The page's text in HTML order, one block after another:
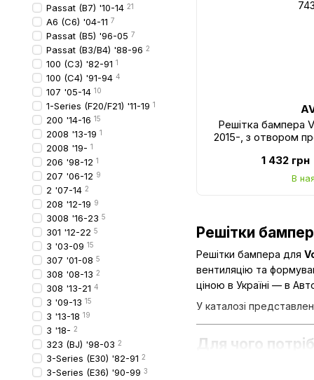
Решітки
Решітки бампера для
вентиляцію та
ціною в Україні — в
У каталозі
Для чого
Решітка бампера
2015-, з отвором
1 432 грн
В
Passat (B7) '10-14 21
A6 (C6) '04-11 7
Passat (B5) '96-05 7
Passat (B3/B4) '88-96 2
100 (C3) '82-91 1
100 (C4) '91-94 4
107 '05-14 10
1-Series (F20/F21) '11-19 1
200 '14-16 15
2008 '13-19 1
2008 '19- 1
206 '98-12 1
207 '06-12 9
2 '07-14 2
208 '12-19 9
3008 '16-23 5
301 '12-22 5
3 '03-09 15
307 '01-08 5
308 '08-13 2
308 '13-21 4
3 '09-13 15
3 '13-18 19
3 '18- 2
323 (BJ) '98-03 2
3-Series (E30) '82-91 2
3-Series (E36) '90-99 3